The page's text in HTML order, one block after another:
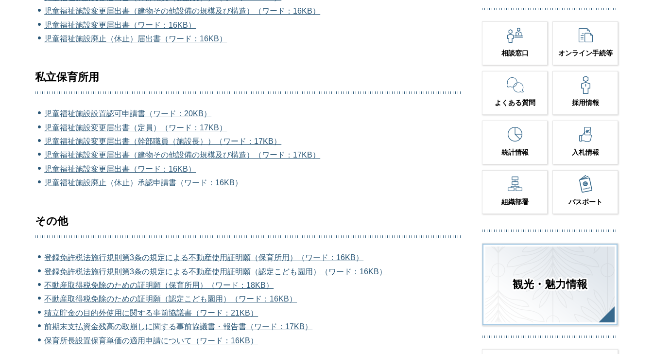
児童福祉施設変更届出書（建物その他設備の規模及び構造）（ワード：16KB）
児童福祉施設変更届出書（ワード：16KB）
児童福祉施設廃止（休止）届出書（ワード：16KB）
私立保育所用
児童福祉施設設置認可申請書（ワード：20KB）
児童福祉施設変更届出書（定員）（ワード：17KB）
児童福祉施設変更届出書（幹部職員（施設長））（ワード：17KB）
児童福祉施設変更届出書（建物その他設備の規模及び構造）（ワード：17KB）
児童福祉施設変更届出書（ワード：16KB）
児童福祉施設廃止（休止）承認申請書（ワード：16KB）
その他
登録免許税法施行規則第3条の規定による不動産使用証明願（保育所用）（ワード：16KB）
登録免許税法施行規則第3条の規定による不動産使用証明願（認定こども園用）（ワード：16KB）
不動産取得税免除のための証明願（保育所用）（ワード：18KB）
不動産取得税免除のための証明願（認定こども園用）（ワード：16KB）
積立貯金の目的外使用に関する事前協議書（ワード：21KB）
前期末支払資金残高の取崩しに関する事前協議書・報告書（ワード：17KB）
保育所長設置保育単価の適用申請について（ワード：16KB）
相談窓口 オンライン手続等
よくある質問 採用情報
統計情報 入札情報
組織部署 パスポート
観光・魅力情報